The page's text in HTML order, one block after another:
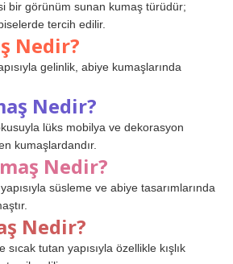
bir görünüm sunan kumaş türüdür;
tercih edilir.
Nedir?
gelinlik, abiye kumaşlarında
Nedir?
lüks mobilya ve dekorasyon
kumaşlardandır.
Nedir?
süsleme ve abiye tasarımlarında
Nedir?
tutan yapısıyla özellikle kışlık